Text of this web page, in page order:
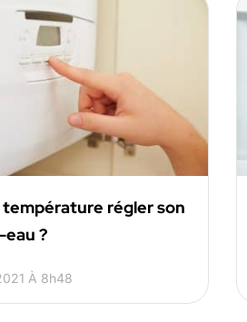
température régler son
?
À 8h48